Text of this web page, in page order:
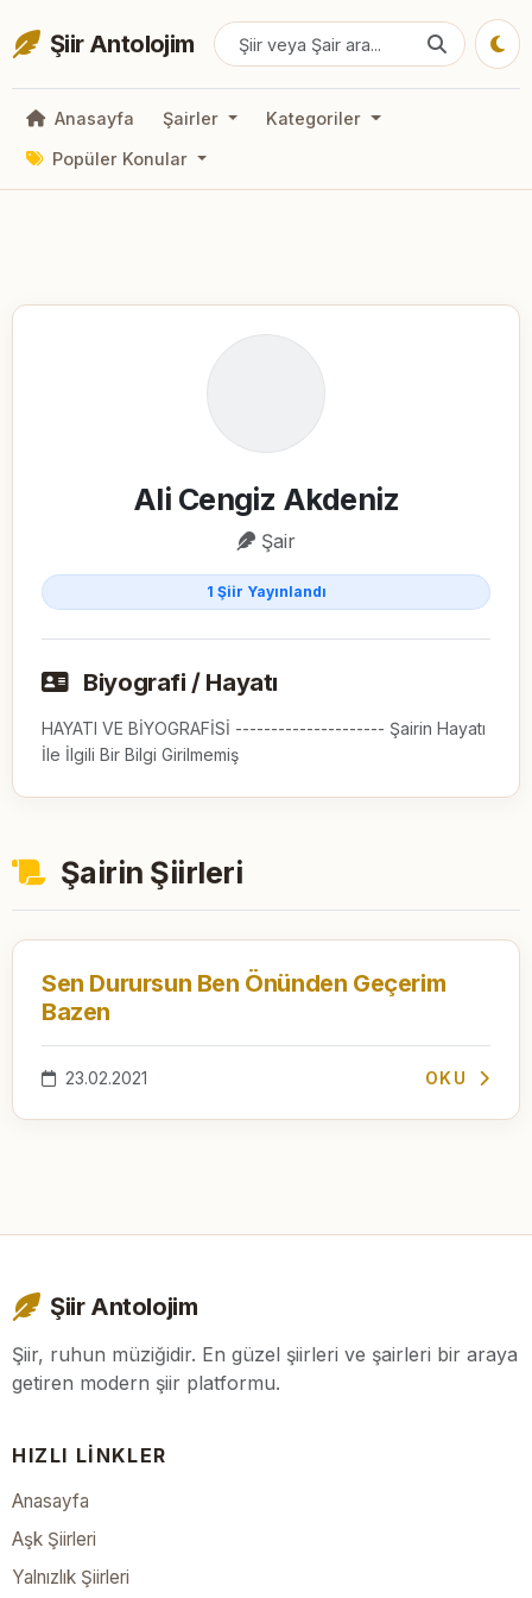
Şiir Antolojim
Anasayfa Şairler
Kategoriler
Popüler Konular
Ali Cengiz Akdeniz
Şair
1 Şiir Yayınlandı
Biyografi / Hayatı
HAYATI VE BİYOGRAFİSİ --------------------- Şairin Hayatı
İle İlgili Bir Bilgi Girilmemiş
Şairin Şiirleri
Sen Durursun Ben Önünden Geçerim
Bazen
23.02.2021 OKU
Şiir Antolojim
Şiir, ruhun müziğidir. En güzel şiirleri ve şairleri bir araya
getiren modern şiir platformu.
HIZLI LINKLER
Anasayfa
Aşk Şiirleri
Yalnızlık Şiirleri